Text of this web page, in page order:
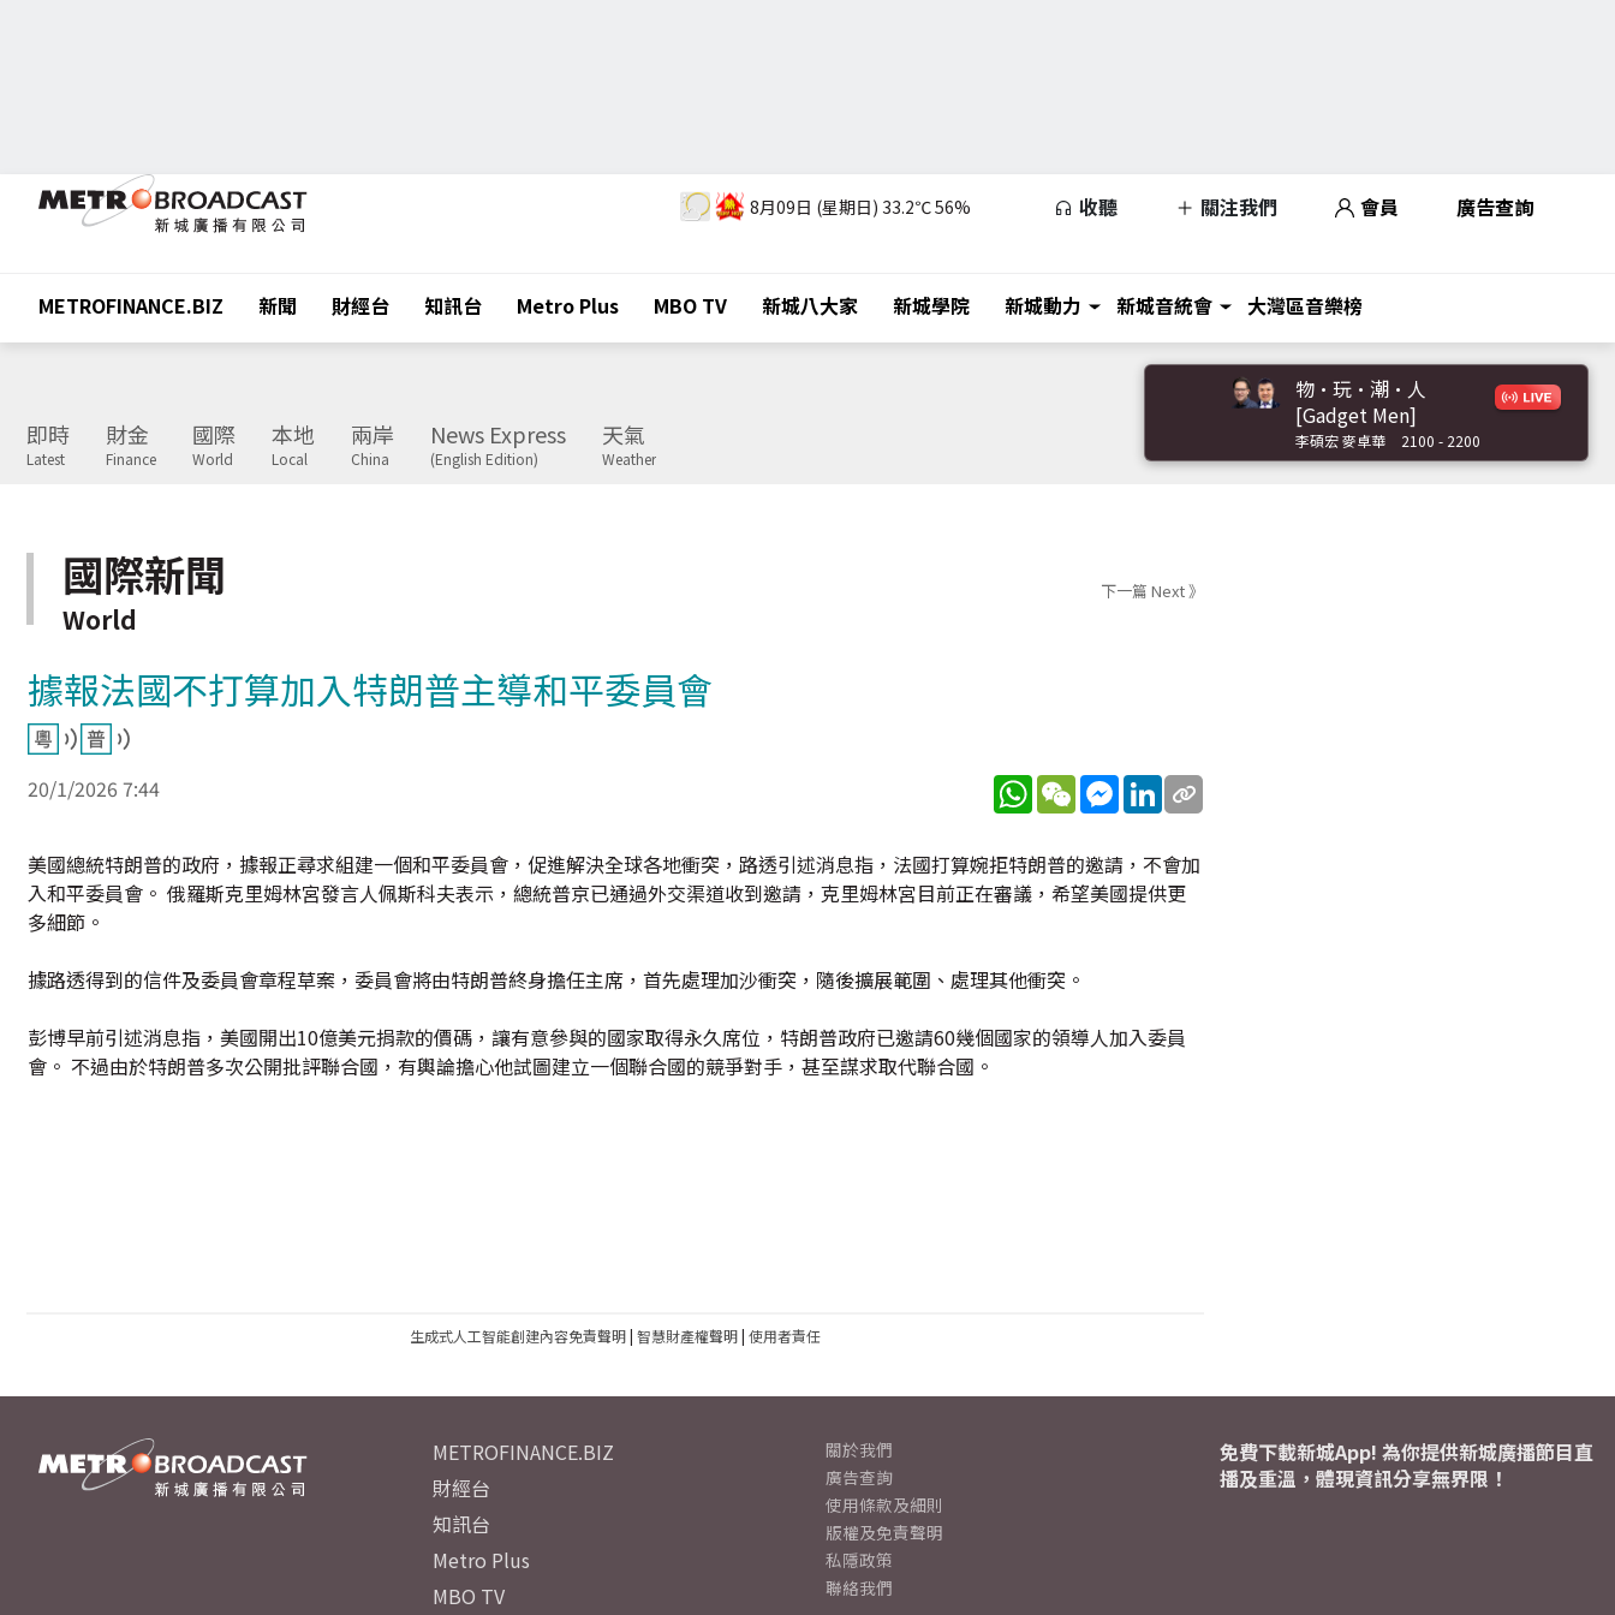
8月09日 (星期日) 33.2℃56% 收聽 關注我們 會員 廣告查詢
METROFINANCE.BIZ 新聞 財經台 知訊台 Metro Plus MBO TV 新城八大家 新城學院 新城動力 新城音統會 大灣區音樂榜
即時
Latest
財金
Finance
國際
World
本地
Local
兩岸
China
News Express
(English Edition)
天氣
Weather
物·玩·潮·人
[Gadget Men]
李碩宏 麥卓華 2100 - 2200
國際新聞
World
下一篇 Next 》
據報法國不打算加入特朗普主導和平委員會
20/1/2026 7:44 WhatsApp
WeChatMessenger
LinkedIn
美國總統特朗普的政府，據報正尋求組建一個和平委員會，促進解決全球各地衝突，路透引述消息指，法國打算婉拒特朗普的邀請，不會加
入和平委員會。 俄羅斯克里姆林宮發言人佩斯科夫表示，總統普京已通過外交渠道收到邀請，克里姆林宮目前正在審議，希望美國提供更
多細節。
據路透得到的信件及委員會章程草案，委員會將由特朗普終身擔任主席，首先處理加沙衝突，隨後擴展範圍、處理其他衝突。
彭博早前引述消息指，美國開出10億美元捐款的價碼，讓有意參與的國家取得永久席位，特朗普政府已邀請60幾個國家的領導人加入委員
會。 不過由於特朗普多次公開批評聯合國，有輿論擔心他試圖建立一個聯合國的競爭對手，甚至謀求取代聯合國。
生成式人工智能創建內容免責聲明| 智慧財產權聲明| 使用者責任
METROFINANCE.BIZ
財經台
知訊台
Metro Plus
MBO TV
關於我們
廣告查詢
使用條款及細則
版權及免責聲明
私隱政策
聯絡我們
免費下載新城App! 為你提供新城廣播節目直
播及重溫，體現資訊分享無界限！